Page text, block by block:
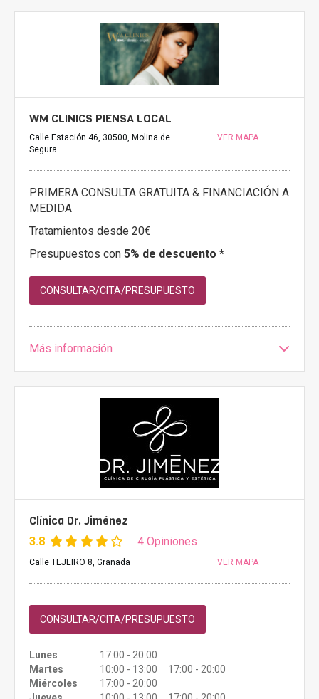
WM CLINICS PIENSA LOCAL
Calle Estación 46, 30500, Molina de
Segura
VER MAPA
PRIMERA CONSULTA GRATUITA & FINANCIACIÓN A
MEDIDA
Tratamientos desde 20€
Presupuestos con 5% de descuento *
CONSULTAR/CITA/PRESUPUESTO
Más información
Clínica Dr. Jiménez
3.8 4 Opiniones
Calle TEJEIRO 8, Granada VER MAPA
CONSULTAR/CITA/PRESUPUESTO
Lunes
17:00 - 20:00
Martes
10:00 - 13:00 17:00 - 20:00
Miércoles
17:00 - 20:00